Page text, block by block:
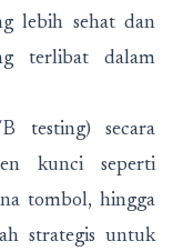
lebih sehat dan
terlibat dalam
testing) secara
kunci seperti
tombol, hingga
strategis untuk